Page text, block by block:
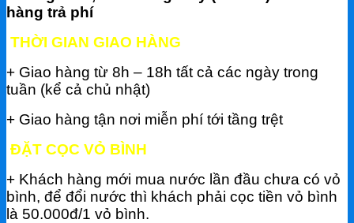
hàng trả phí
THỜI GIAN GIAO HÀNG
+ Giao hàng từ 8h – 18h tất cả các ngày trong
tuần (kể cả chủ nhật)
+ Giao hàng tận nơi miễn phí tới tầng trệt
ĐẶT CỌC VỎ BÌNH
+ Khách hàng mới mua nước lần đầu chưa có vỏ
bình, để đổi nước thì khách phải cọc tiền vỏ bình
là 50.000đ/1 vỏ bình.